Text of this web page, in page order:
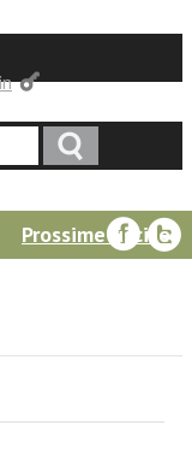
Prossime uscite